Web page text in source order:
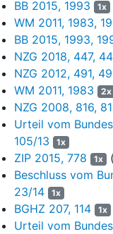
stehe die
der
Geschäftsbetriebs
durch Beschluss
bereits eine
Unternehmens
Veräußerung
Grundstücks zu
Zwischen den
2014 aufgeführten
eines
worden seien.
Einigkeit darüber
BB 2015, 1993 1x
WM 2011, 1983,
BB 2015, 1993,
NZG 2018, 447,
NZG 2012, 491,
WM 2011, 1983
2x
NZG 2008, 816,
Urteil vom
105/13
1x
ZIP 2015, 778 1x
Beschluss vom
23/14
1x
BGHZ 207, 114 1x
Urteil vom